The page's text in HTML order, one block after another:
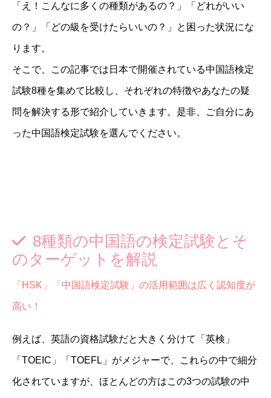
「え！こんなに多くの種類があるの？」「どれがいい
の？」「どの級を受けたらいいの？」と困った状況にな
ります。
そこで、この記事では日本で開催されている中国語検定
試験8種を集めて比較し、それぞれの特徴やあなたの疑
問を解決する形で紹介していきます。是非、ご自分にあ
った中国語検定試験を選んでください。
8種類の中国語の検定試験とそ
のターゲットを解説
「HSK」「中国語検定試験」の活用範囲は広く認知度が
高い！
例えば、英語の資格試験だと大きく分けて「英検」
「TOEIC」「TOEFL」がメジャーで、これらの中で細分
化されていますが、ほとんどの方はこの3つの試験の中